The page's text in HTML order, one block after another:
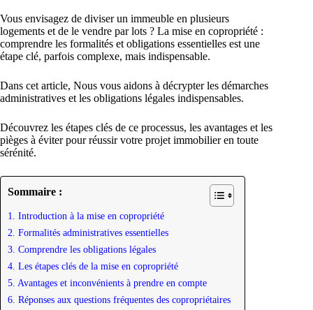
Vous envisagez de diviser un immeuble en plusieurs
logements et de le vendre par lots ? La mise en copropriété :
comprendre les formalités et obligations essentielles est une
étape clé, parfois complexe, mais indispensable.
Dans cet article, Nous vous aidons à décrypter les démarches
administratives et les obligations légales indispensables.
Découvrez les étapes clés de ce processus, les avantages et les
pièges à éviter pour réussir votre projet immobilier en toute
sérénité.
Sommaire :
1. Introduction à la mise en copropriété
2. Formalités administratives essentielles
3. Comprendre les obligations légales
4. Les étapes clés de la mise en copropriété
5. Avantages et inconvénients à prendre en compte
6. Réponses aux questions fréquentes des copropriétaires